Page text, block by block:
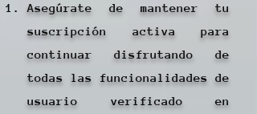
Asegúrate de mantener tu
suscripción activa para
continuar disfrutando de
todas las funcionalidades de
usuario verificado en